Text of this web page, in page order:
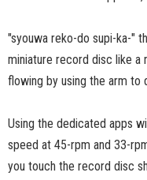
"syouwa reko-do supi-ka-"
miniature record disc like a
flowing by using the arm to
Using the dedicated apps
speed at 45-rpm and 33-
you touch the record disc